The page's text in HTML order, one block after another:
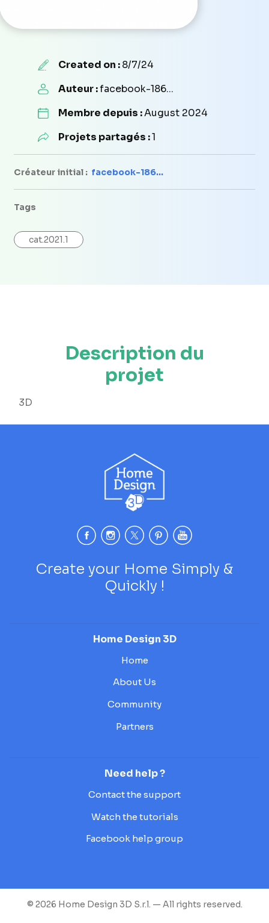
Created on :8/7/24
Auteur :facebook-186...
Membre depuis :August 2024
Projets partagés :1
Créateur initial : facebook-186...
Tags
cat.2021.1
Description du
projet
3D
Create your Home Simply &
Quickly !
Home Design 3D
Home
About Us
Community
Partners
Need help ?
Contact the support
Watch the tutorials
Facebook help group
© 2026 Home Design 3D S.r.l. — All rights reserved.